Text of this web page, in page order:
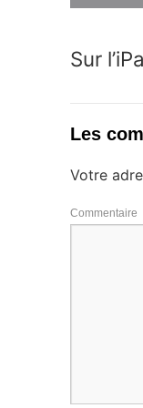
Sur
Les
Votre
Commentaire